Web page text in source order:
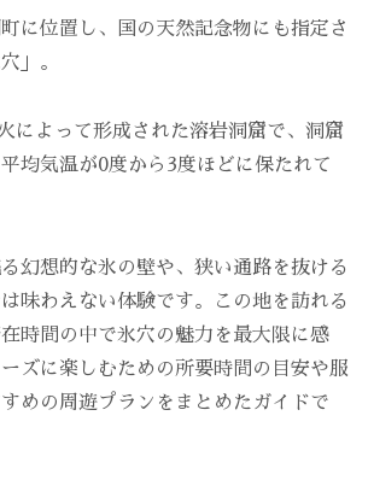
に位置し、国の天然記念物にも指定さ
」。
によって形成された溶岩洞窟で、洞窟
均気温が0度から3度ほどに保たれて
幻想的な氷の壁や、狭い通路を抜ける
味わえない体験です。この地を訪れる
時間の中で氷穴の魅力を最大限に感
ズに楽しむための所要時間の目安や服
めの周遊プランをまとめたガイドで